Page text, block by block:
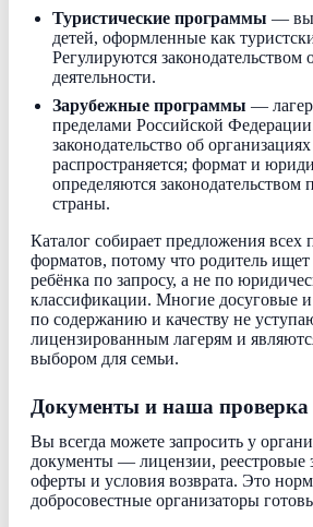
Туристические программы —
детей, оформленные как
Регулируются законодательством
деятельности.
Зарубежные программы —
пределами Российской
законодательство об
распространяется; формат и
определяются
страны.
Каталог собирает предложения всех
форматов, потому что родитель
ребёнка по запросу, а не по
классификации. Многие досуговые
по содержанию и качеству не
лицензированным лагерям и
выбором для семьи.
Документы и наша проверка
Вы всегда можете запросить у
документы — лицензии, реестровые
оферты и условия возврата. Это
добросовестные организаторы